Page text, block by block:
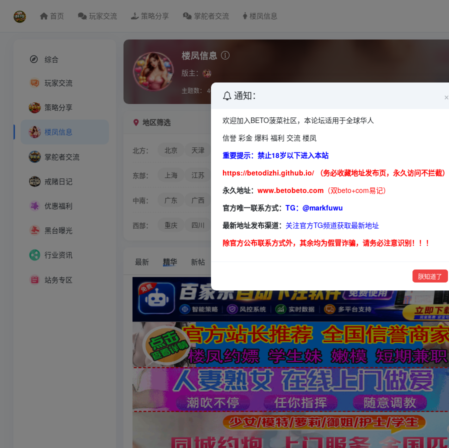
首页 玩家交流 策略分享 掌舵者交流 楼凤信息
综合
玩家交流
策略分享
楼凤信息
掌舵者交流
戒赌日记
优惠福利
黑台曝光
行业资讯
站务专区
楼凤信息
版主：
主题数： 40303 今日贴子：
地区筛选
北方： 北京 天津 河北 山西 内蒙古 辽宁
东部： 上海 江苏 浙江 安徽 福建 江西 山东
中南： 广东 广西
西部： 重庆 四川 贵州 云南 西藏 陕西 甘肃 青海
最新 精华 新帖
通知： ×
欢迎加入BETO菠菜社区，本论坛适用于全球华人
信誉 彩金 爆料 福利 交流 楼凤
重要提示：禁止18岁以下进入本站
https://betodizhi.github.io/ （务必收藏地址发布页，永久访问不拦截）
永久地址： www.betobeto.com（双beto+com易记）
官方唯一联系方式： TG：@markfuwu
最新地址发布渠道： 关注官方TG频道获取最新地址
除官方公布联系方式外，其余均为假冒诈骗，请务必注意识别！！！
朕知道了